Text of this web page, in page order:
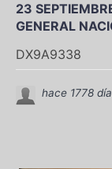
23
GENERAL
DX9A9338
hace 1778